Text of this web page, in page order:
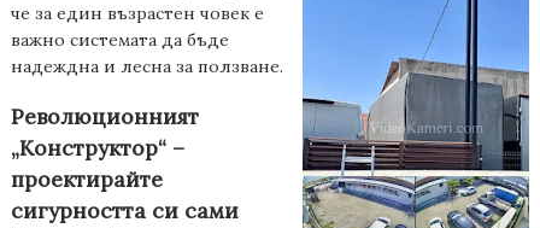
че за един възрастен човек е
важно системата да бъде
надеждна и лесна за ползване.
Революционният
„Конструктор“ –
проектирайте
сигурността си сами